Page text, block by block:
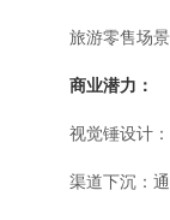
旅游零售场
商业潜力：
视觉锤设计
渠道下沉：